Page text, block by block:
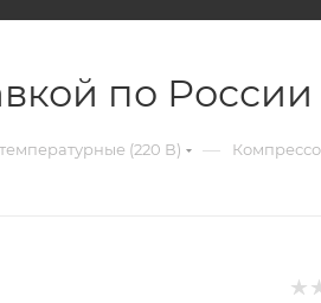
по России
(220 В) —